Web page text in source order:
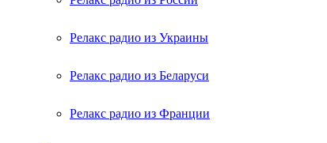
Релакс радио из Украины
Релакс радио из Беларуси
Релакс радио из Франции